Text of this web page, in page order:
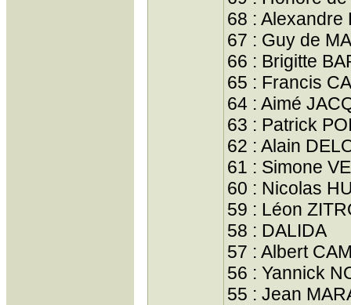
68 : Alexandre
67 : Guy de
66 : Brigitte
65 : Francis
64 : Aimé
63 : Patrick
62 : Alain
61 : Simone
60 : Nicolas
59 : Léon
58 : DALIDA
57 : Albert
56 : Yannick
55 : Jean